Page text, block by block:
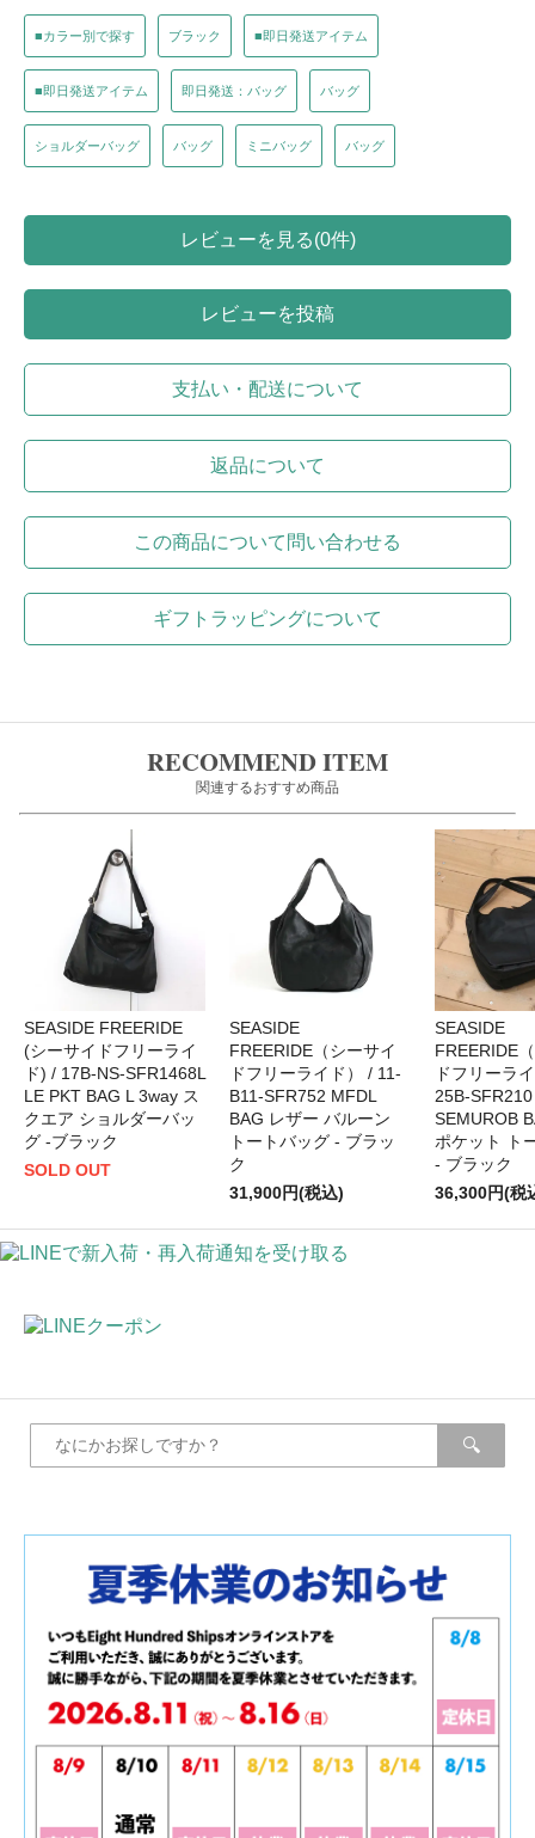
■カラー別で探す ブラック ■即日発送アイテム
■即日発送アイテム 即日発送：バッグ バッグ
ショルダーバッグ バッグ ミニバッグ バッグ
レビューを見る(0件)
レビューを投稿
支払い・配送について
返品について
この商品について問い合わせる
ギフトラッピングについて
RECOMMEND ITEM
関連するおすすめ商品
SEASIDE FREERIDE
(シーサイドフリーライ
ド) / 17B-NS-SFR1468L
LE PKT BAG L 3way ス
クエア ショルダーバッ
グ -ブラック
SOLD OUT
SEASIDE
FREERIDE（シーサイ
ドフリーライド） / 11-
B11-SFR752 MFDL
BAG レザー バルーン
トートバッグ - ブラッ
ク
31,900円(税込)
SEASIDE
FREERIDE
ドフリーラ
25B-SFR210
SEMUROB
ポケット ト
- ブラック
36,300円(税